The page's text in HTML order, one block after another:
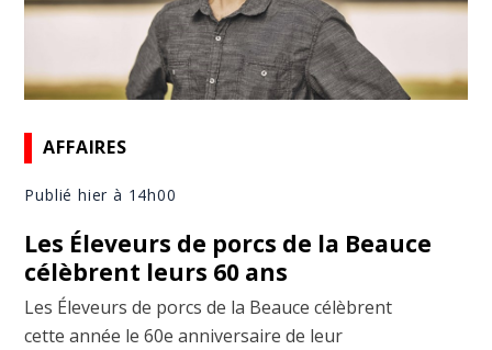
AFFAIRES
Publié hier à 14h00
Les Éleveurs de porcs de la Beauce
célèbrent leurs 60 ans
Les Éleveurs de porcs de la Beauce célèbrent
cette année le 60e anniversaire de leur